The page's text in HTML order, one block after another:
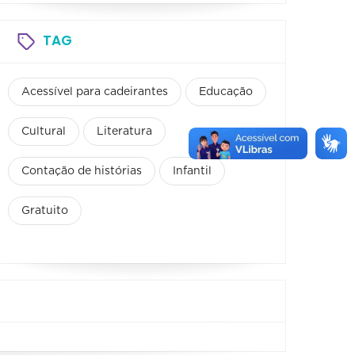
TAG
Acessível para cadeirantes Educação
Cultural Literatura
Contação de histórias Infantil
Gratuito